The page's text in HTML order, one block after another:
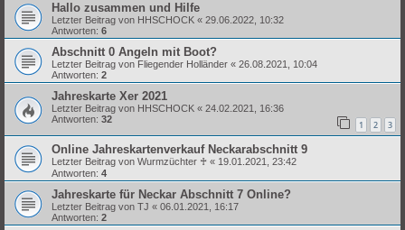
Hallo zusammen und Hilfe
Letzter Beitrag von HHSCHOCK « 29.06.2022, 10:32
Antworten: 6
Abschnitt 0 Angeln mit Boot?
Letzter Beitrag von Fliegender Holländer « 26.08.2021, 10:04
Antworten: 2
Jahreskarte Xer 2021
Letzter Beitrag von HHSCHOCK « 24.02.2021, 16:36
Antworten: 32 1 2 3
Online Jahreskartenverkauf Neckarabschnitt 9
Letzter Beitrag von Wurmzüchter ♰ « 19.01.2021, 23:42
Antworten: 4
Jahreskarte für Neckar Abschnitt 7 Online?
Letzter Beitrag von TJ « 06.01.2021, 16:17
Antworten: 2